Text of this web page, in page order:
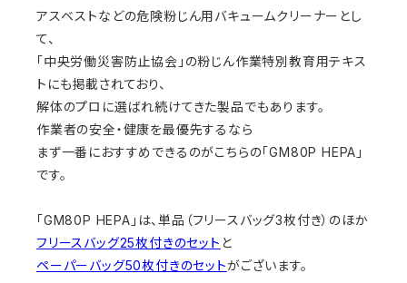
アスベストなどの危険粉じん用バキュームクリーナーとし
て、
「中央労働災害防止協会」の粉じん作業特別教育用テキス
トにも掲載されており、
解体のプロに選ばれ続けてきた製品でもあります。
作業者の安全・健康を最優先するなら
まず一番におすすめできるのがこちらの「GM80P HEPA」
です。
「GM80P HEPA」は、単品（フリースバッグ3枚付き）のほか
フリースバッグ25枚付きのセット と
ペーパーバッグ50枚付きのセットがございます。